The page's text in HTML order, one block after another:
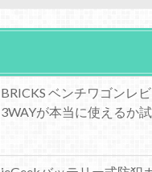
BRICKS ベンチワゴンレビ
3WAYが本当に使えるか